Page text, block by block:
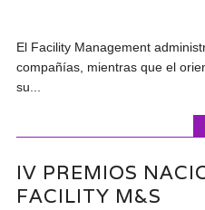
El Facility Management
compañías, mientras que el
su...
IV PREMIOS
FACILITY M&S